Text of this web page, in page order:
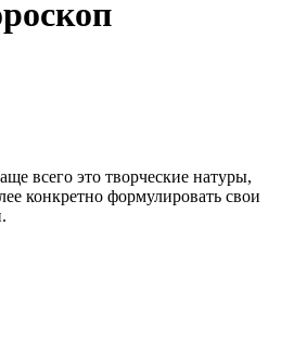
всего это творческие натуры,
конкретно формулировать свои